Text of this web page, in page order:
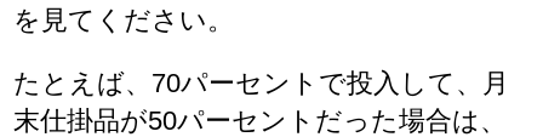
を見てください。
たとえば、70パーセントで投入して、月
末仕掛品が50パーセントだった場合は、